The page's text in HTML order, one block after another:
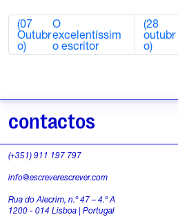
(07
Outubr
o)
O
excelentíssim
o escritor
(28
outubr
o)
contactos
(+351) 911 197 797
info@escreverescrever.com
Rua do Alecrim, n.º 47 – 4.º A
1200 - 014 Lisboa | Portugal